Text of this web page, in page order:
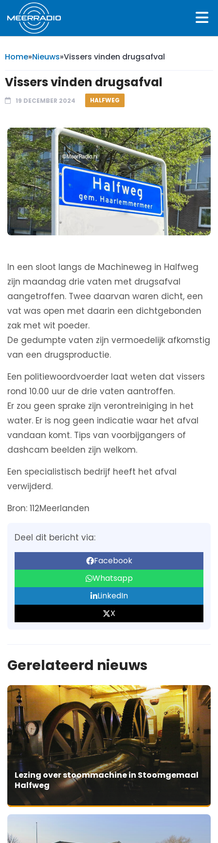
Home»Nieuws»Vissers vinden drugsafval
Vissers vinden drugsafval
19 DECEMBER 2024 HALFWEG
In een sloot langs de Machineweg in Halfweg
zijn maandag drie vaten met drugsafval
aangetroffen. Twee daarvan waren dicht, een
vat was open met daarin een dichtgebonden
zak met wit poeder.
De gedumpte vaten zijn vermoedelijk afkomstig
van een drugsproductie.
Een politiewoordvoerder laat weten dat vissers
rond 10.00 uur de drie vaten aantroffen.
Er zou geen sprake zijn verontreiniging in het
water. Er is nog geen indicatie waar het afval
vandaan komt. Tips van voorbijgangers of
dashcam beelden zijn welkom.
Een specialistisch bedrijf heeft het afval
verwijderd.
Bron: 112Meerlanden
Deel dit bericht via:
Facebook
Whatsapp
LinkedIn
X
Gerelateerd nieuws
Lezing over stoommachine in Stoomgemaal
Halfweg